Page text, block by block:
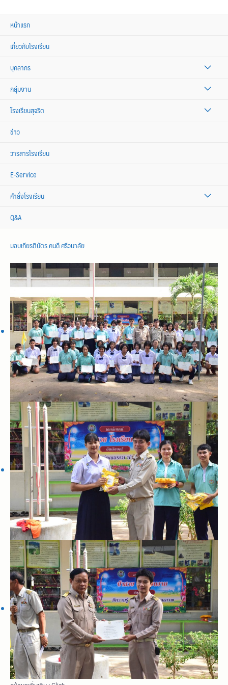
หน้าแรก
เกี่ยวกับโรงเรียน
บุคลากร
กลุ่มงาน
โรงเรียนสุจริต
ข่าว
วารสารโรงเรียน
E-Service
คำสั่งโรงเรียน
Q&A
มอบเกียรติบัตร คนดี ศรีวนาลัย